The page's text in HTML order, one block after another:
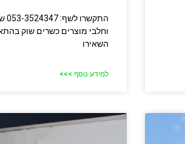
וחלבי מוצרים כשרים שוק
השאירו
למידע נוסף >>>